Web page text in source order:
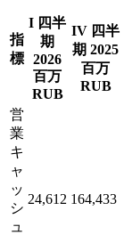
指
標
I 四半
期
2026
百万
RUB
IV 四半
期 2025
百万
RUB
営
業
キ
ャ
ッ
シ
ュ
24,612 164,433